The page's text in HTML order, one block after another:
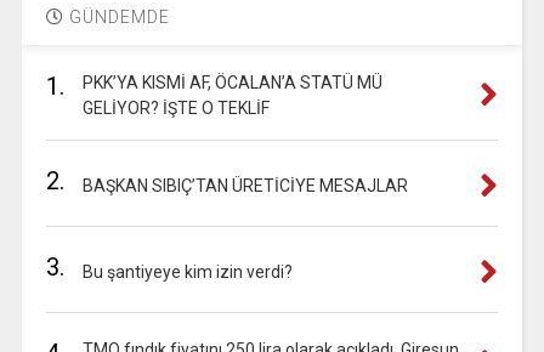
GÜNDEMDE
1.
PKK’YA KISMİ AF, ÖCALAN’A STATÜ MÜ
GELİYOR? İŞTE O TEKLİF
2. BAŞKAN SIBIÇ’TAN ÜRETİCİYE MESAJLAR
3. Bu şantiyeye kim izin verdi?